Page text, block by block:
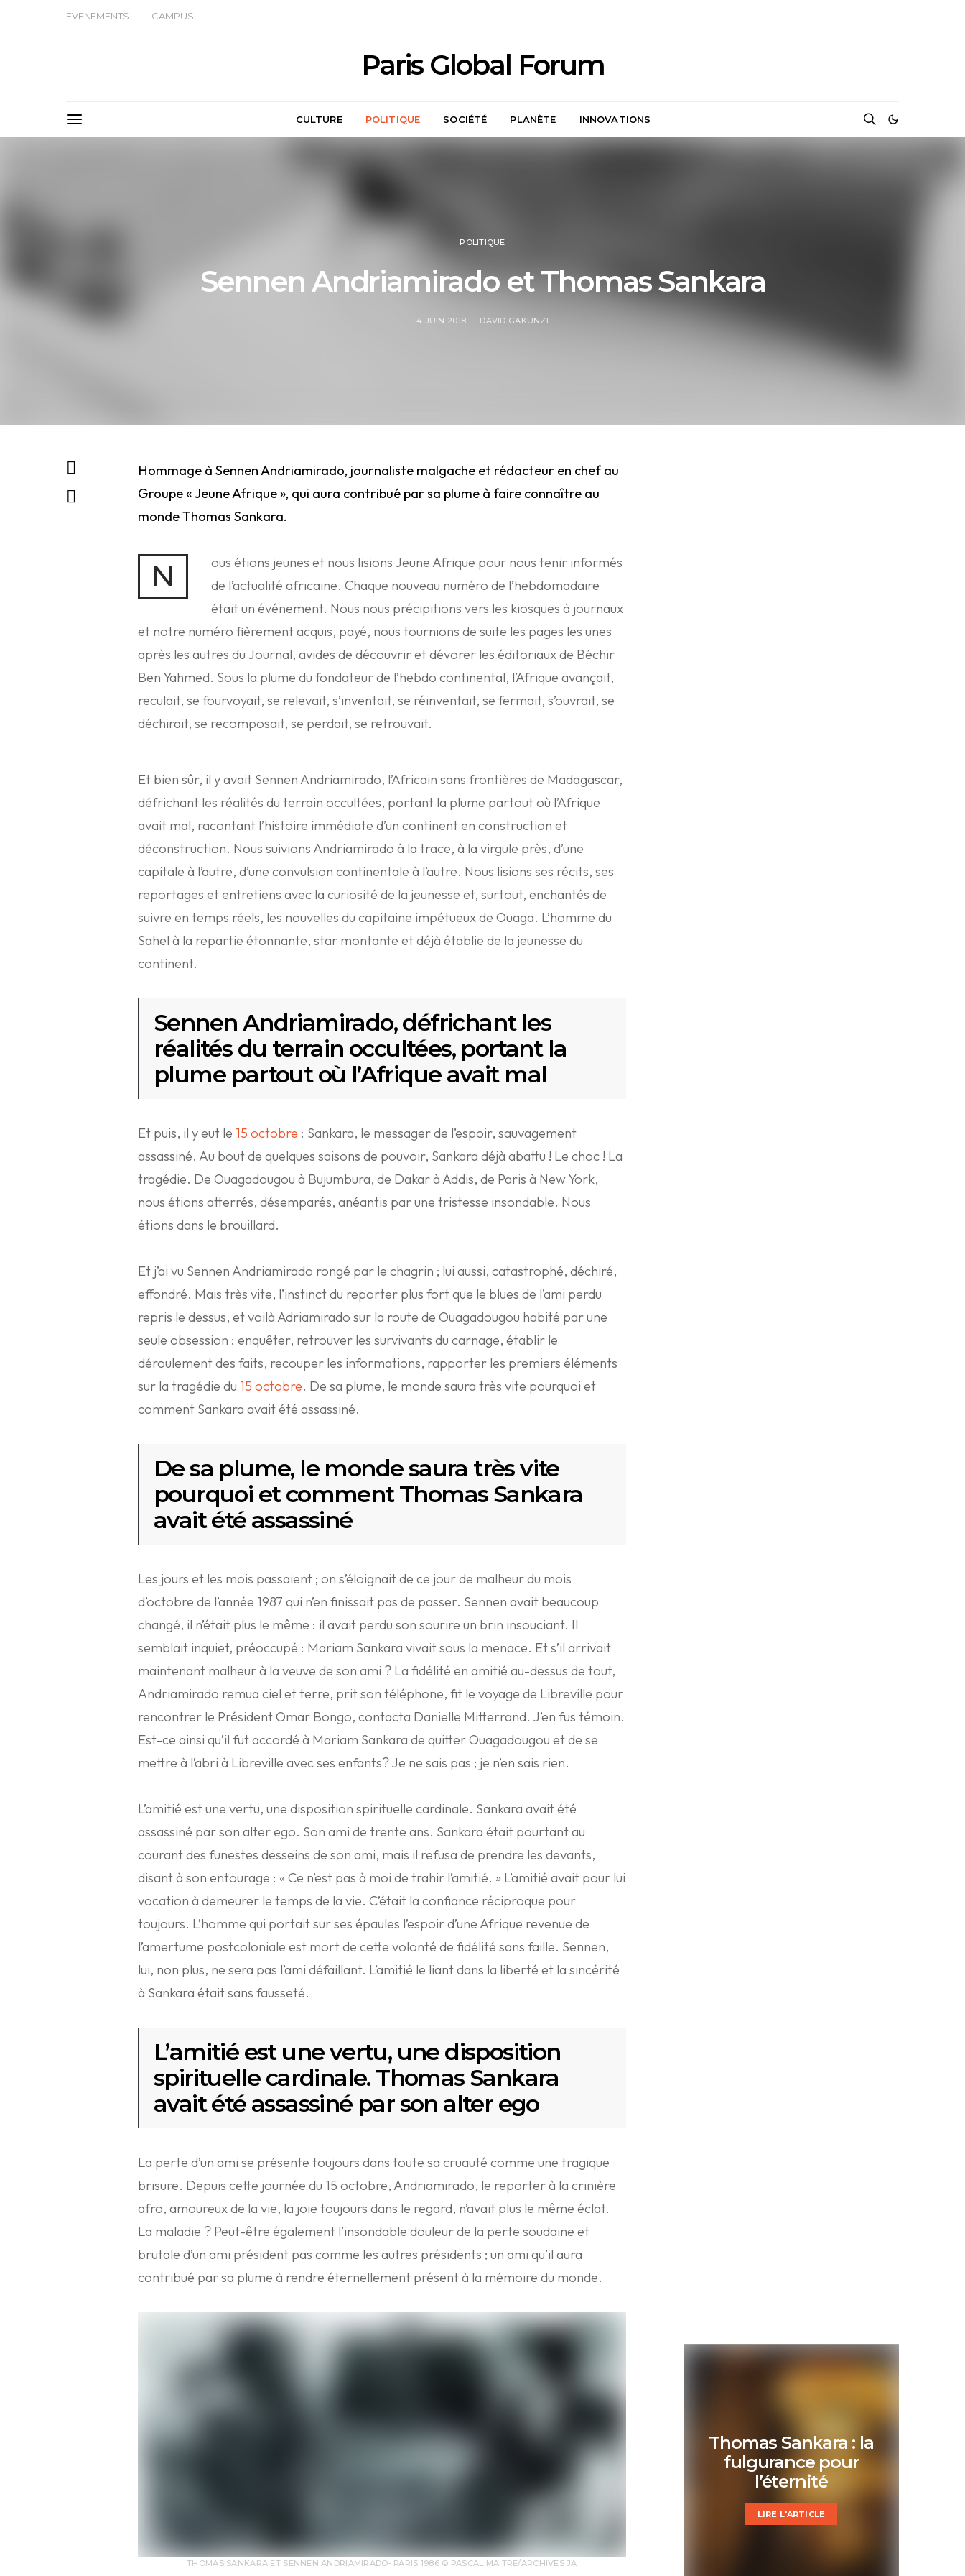
EVENEMENTS CAMPUS
Paris Global Forum
CULTURE POLITIQUE SOCIÉTÉ PLANÈTE INNOVATIONS
POLITIQUE
Sennen Andriamirado et Thomas Sankara
4 JUIN 2018 DAVID GAKUNZI
Hommage à Sennen Andriamirado, journaliste malgache et rédacteur en chef au
Groupe « Jeune Afrique », qui aura contribué par sa plume à faire connaître au
monde Thomas Sankara.
N
ous étions jeunes et nous lisions Jeune Afrique pour nous tenir informés
de l’actualité africaine. Chaque nouveau numéro de l’hebdomadaire
était un événement. Nous nous précipitions vers les kiosques à journaux
et notre numéro fièrement acquis, payé, nous tournions de suite les pages les unes
après les autres du Journal, avides de découvrir et dévorer les éditoriaux de Béchir
Ben Yahmed. Sous la plume du fondateur de l’hebdo continental, l’Afrique avançait,
reculait, se fourvoyait, se relevait, s’inventait, se réinventait, se fermait, s’ouvrait, se
déchirait, se recomposait, se perdait, se retrouvait.
Et bien sûr, il y avait Sennen Andriamirado, l’Africain sans frontières de Madagascar,
défrichant les réalités du terrain occultées, portant la plume partout où l’Afrique
avait mal, racontant l’histoire immédiate d’un continent en construction et
déconstruction. Nous suivions Andriamirado à la trace, à la virgule près, d’une
capitale à l’autre, d’une convulsion continentale à l’autre. Nous lisions ses récits, ses
reportages et entretiens avec la curiosité de la jeunesse et, surtout, enchantés de
suivre en temps réels, les nouvelles du capitaine impétueux de Ouaga. L’homme du
Sahel à la repartie étonnante, star montante et déjà établie de la jeunesse du
continent.
Sennen Andriamirado, défrichant les
réalités du terrain occultées, portant la
plume partout où l’Afrique avait mal
Et puis, il y eut le 15 octobre : Sankara, le messager de l’espoir, sauvagement
assassiné. Au bout de quelques saisons de pouvoir, Sankara déjà abattu ! Le choc ! La
tragédie. De Ouagadougou à Bujumbura, de Dakar à Addis, de Paris à New York,
nous étions atterrés, désemparés, anéantis par une tristesse insondable. Nous
étions dans le brouillard.
Et j’ai vu Sennen Andriamirado rongé par le chagrin ; lui aussi, catastrophé, déchiré,
effondré. Mais très vite, l’instinct du reporter plus fort que le blues de l’ami perdu
repris le dessus, et voilà Adriamirado sur la route de Ouagadougou habité par une
seule obsession : enquêter, retrouver les survivants du carnage, établir le
déroulement des faits, recouper les informations, rapporter les premiers éléments
sur la tragédie du 15 octobre. De sa plume, le monde saura très vite pourquoi et
comment Sankara avait été assassiné.
De sa plume, le monde saura très vite
pourquoi et comment Thomas Sankara
avait été assassiné
Les jours et les mois passaient ; on s’éloignait de ce jour de malheur du mois
d’octobre de l’année 1987 qui n’en finissait pas de passer. Sennen avait beaucoup
changé, il n’était plus le même : il avait perdu son sourire un brin insouciant. Il
semblait inquiet, préoccupé : Mariam Sankara vivait sous la menace. Et s’il arrivait
maintenant malheur à la veuve de son ami ? La fidélité en amitié au-dessus de tout,
Andriamirado remua ciel et terre, prit son téléphone, fit le voyage de Libreville pour
rencontrer le Président Omar Bongo, contacta Danielle Mitterrand. J’en fus témoin.
Est-ce ainsi qu’il fut accordé à Mariam Sankara de quitter Ouagadougou et de se
mettre à l’abri à Libreville avec ses enfants? Je ne sais pas ; je n’en sais rien.
L’amitié est une vertu, une disposition spirituelle cardinale. Sankara avait été
assassiné par son alter ego. Son ami de trente ans. Sankara était pourtant au
courant des funestes desseins de son ami, mais il refusa de prendre les devants,
disant à son entourage : « Ce n’est pas à moi de trahir l’amitié. » L’amitié avait pour lui
vocation à demeurer le temps de la vie. C’était la confiance réciproque pour
toujours. L’homme qui portait sur ses épaules l’espoir d’une Afrique revenue de
l’amertume postcoloniale est mort de cette volonté de fidélité sans faille. Sennen,
lui, non plus, ne sera pas l’ami défaillant. L’amitié le liant dans la liberté et la sincérité
à Sankara était sans fausseté.
L’amitié est une vertu, une disposition
spirituelle cardinale. Thomas Sankara
avait été assassiné par son alter ego
La perte d’un ami se présente toujours dans toute sa cruauté comme une tragique
brisure. Depuis cette journée du 15 octobre, Andriamirado, le reporter à la crinière
afro, amoureux de la vie, la joie toujours dans le regard, n’avait plus le même éclat.
La maladie ? Peut-être également l’insondable douleur de la perte soudaine et
brutale d’un ami président pas comme les autres présidents ; un ami qu’il aura
contribué par sa plume à rendre éternellement présent à la mémoire du monde.
THOMAS SANKARA ET SENNEN ANDRIAMIRADO- PARIS 1986 © PASCAL MAITRE/ARCHIVES JA
Thomas Sankara : la
fulgurance pour
l’éternité
LIRE L'ARTICLE